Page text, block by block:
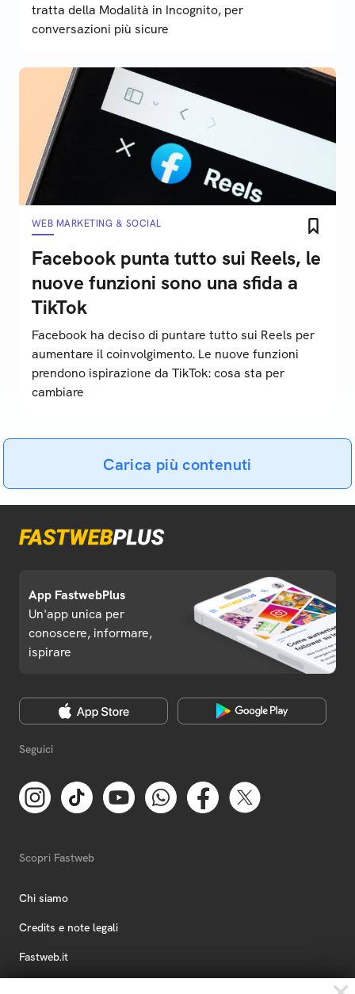
tratta della Modalità in Incognito, per
conversazioni più sicure
WEB MARKETING & SOCIAL
Facebook punta tutto sui Reels, le
nuove funzioni sono una sfida a
TikTok
Facebook ha deciso di puntare tutto sui Reels per
aumentare il coinvolgimento. Le nuove funzioni
prendono ispirazione da TikTok: cosa sta per
cambiare
Carica più contenuti
App FastwebPlus
Un'app unica per
conoscere, informare,
ispirare
Seguici
Scopri Fastweb
Chi siamo
Credits e note legali
Fastweb.it